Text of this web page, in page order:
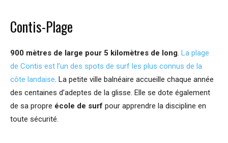
Contis-Plage
900 mètres de large pour 5 kilomètres de long La plage
de Contis est l’un des spots de surf les plus connus de la
côte landaise . La petite ville balnéaire accueille chaque année
des centaines d’adeptes de la glisse. Elle se dote également
de sa propre école de surf pour apprendre la discipline en
toute sécurité.